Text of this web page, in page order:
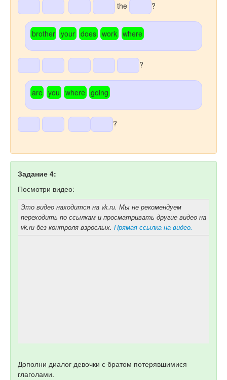
the ?
brother your does work where
?
are you where going
?
Задание 4:
Посмотри видео:
Это видео находится на vk.ru. Мы не рекомендуем
переходить по ссылкам и просматривать другие видео на
vk.ru без контроля взрослых. Прямая ссылка на видео.
Дополни диалог девочки с братом потерявшимися
глаголами.